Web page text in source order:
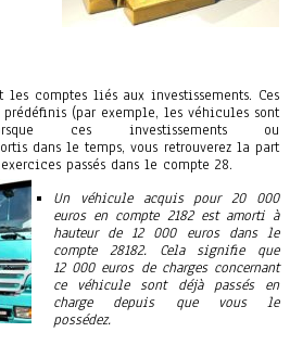
les comptes liés auxinvestissements. Ces
(par exemple, les véhicules sont
ces investissements ou
dans le temps, vous retrouverez la part
passés dans le compte 28.
Un véhicule acquis pour 20 000
euros en compte 2182 est amorti à
hauteur de 12 000 euros dans le
compte 28182. Cela signifie que
12 000 euros de charges concernant
ce véhicule sont déjà passés en
charge depuis que vous le
possédez.